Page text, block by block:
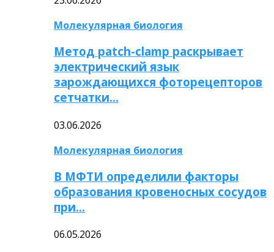
Молекулярная биология
Метод patch-clamp раскрывает
электрический язык
зарождающихся фоторецепторов
сетчатки…
03.06.2026
Молекулярная биология
В МФТИ определили факторы
образования кровеносных сосудов
при…
06.05.2026